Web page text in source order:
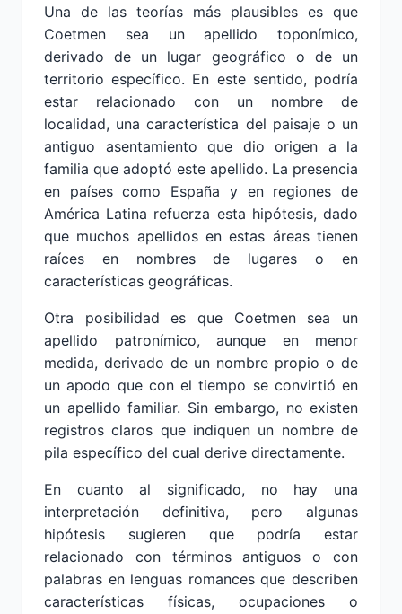
Una de las teorías más plausibles es que
Coetmen sea un apellido toponímico,
derivado de un lugar geográfico o de un
territorio específico. En este sentido, podría
estar relacionado con un nombre de
localidad, una característica del paisaje o un
antiguo asentamiento que dio origen a la
familia que adoptó este apellido. La presencia
en países como España y en regiones de
América Latina refuerza esta hipótesis, dado
que muchos apellidos en estas áreas tienen
raíces en nombres de lugares o en
características geográficas.
Otra posibilidad es que Coetmen sea un
apellido patronímico, aunque en menor
medida, derivado de un nombre propio o de
un apodo que con el tiempo se convirtió en
un apellido familiar. Sin embargo, no existen
registros claros que indiquen un nombre de
pila específico del cual derive directamente.
En cuanto al significado, no hay una
interpretación definitiva, pero algunas
hipótesis sugieren que podría estar
relacionado con términos antiguos o con
palabras en lenguas romances que describen
características físicas, ocupaciones o